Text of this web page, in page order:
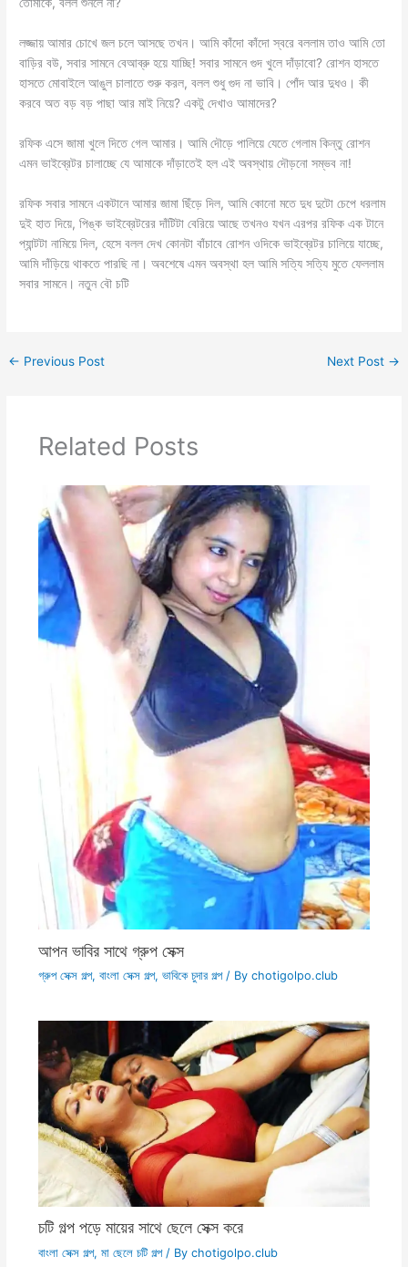
তোমাকে, বলল শুনলে না?
লজ্জায় আমার চোখে জল চলে আসছে তখন। আমি কাঁদো কাঁদো স্বরে বললাম তাও আমি তো
বাড়ির বউ, সবার সামনে বেআব্রু হয়ে যাচ্ছি! সবার সামনে গুদ খুলে দাঁড়াবো? রোশন হাসতে
হাসতে মোবাইলে আঙুল চালাতে শুরু করল, বলল শুধু গুদ না ভাবি। পোঁদ আর দুধও। কী
করবে অত বড় বড় পাছা আর মাই নিয়ে? একটু দেখাও আমাদের?
রফিক এসে জামা খুলে দিতে গেল আমার। আমি দৌড়ে পালিয়ে যেতে গেলাম কিন্তু রোশন
এমন ভাইব্রেটর চালাচ্ছে যে আমাকে দাঁড়াতেই হল এই অবস্থায় দৌড়নো সম্ভব না!
রফিক সবার সামনে একটানে আমার জামা ছিঁড়ে দিল, আমি কোনো মতে দুধ দুটো চেপে ধরলাম
দুই হাত দিয়ে, পিঙ্ক ভাইব্রেটরের দাঁটিটা বেরিয়ে আছে তখনও যখন এরপর রফিক এক টানে
প্যান্টটা নামিয়ে দিল, হেসে বলল দেখ কোনটা বাঁচাবে রোশন ওদিকে ভাইব্রেটর চালিয়ে যাচ্ছে,
আমি দাঁড়িয়ে থাকতে পারছি না। অবশেষে এমন অবস্থা হল আমি সত্যি সত্যি মুতে ফেললাম
সবার সামনে। নতুন বৌ চটি
← Previous Post Next Post →
Related Posts
আপন ভাবির সাথে গ্রুপ সেক্স
গ্রুপ সেক্স গল্প, বাংলা সেক্স গল্প, ভাবিকে চুদার গল্প/ By chotigolpo.club
চটি গল্প পড়ে মায়ের সাথে ছেলে সেক্স করে
বাংলা সেক্স গল্প, মা ছেলে চটি গল্প/ By chotigolpo.club